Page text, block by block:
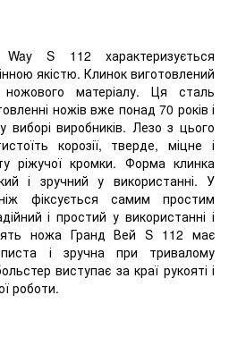
S 112 характеризується
якістю. Клинок виготовлений
матеріалу. Ця сталь
ножів вже понад 70 років і
виборі виробників. Лезо з цього
корозії, тверде, міцне і
ріжучої кромки. Форма клинка
і зручний у використанні. У
фіксується самим простим
і простий у використанні і
ножа Гранд Вей S 112 має
і зручна при тривалому
виступає за краї рукояті і
роботи.